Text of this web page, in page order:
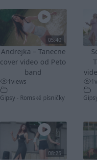
05:40
Andrejka – Tanecne
cover video od Peto
band
1views
Gipsy - Romské písničky
1
08:25